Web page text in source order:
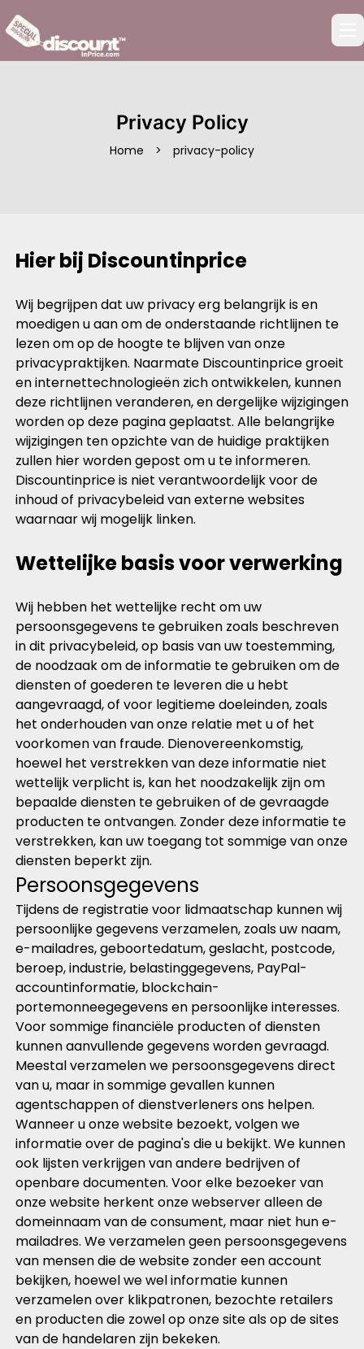
Privacy Policy
Home > privacy-policy
Hier bij Discountinprice
Wij begrijpen dat uw privacy erg belangrijk is en
moedigen u aan om de onderstaande richtlijnen te
lezen om op de hoogte te blijven van onze
privacypraktijken. Naarmate Discountinprice groeit
en internettechnologieën zich ontwikkelen, kunnen
deze richtlijnen veranderen, en dergelijke wijzigingen
worden op deze pagina geplaatst. Alle belangrijke
wijzigingen ten opzichte van de huidige praktijken
zullen hier worden gepost om u te informeren.
Discountinprice is niet verantwoordelijk voor de
inhoud of privacybeleid van externe websites
waarnaar wij mogelijk linken.
Wettelijke basis voor verwerking
Wij hebben het wettelijke recht om uw
persoonsgegevens te gebruiken zoals beschreven
in dit privacybeleid, op basis van uw toestemming,
de noodzaak om de informatie te gebruiken om de
diensten of goederen te leveren die u hebt
aangevraagd, of voor legitieme doeleinden, zoals
het onderhouden van onze relatie met u of het
voorkomen van fraude. Dienovereenkomstig,
hoewel het verstrekken van deze informatie niet
wettelijk verplicht is, kan het noodzakelijk zijn om
bepaalde diensten te gebruiken of de gevraagde
producten te ontvangen. Zonder deze informatie te
verstrekken, kan uw toegang tot sommige van onze
diensten beperkt zijn.
Persoonsgegevens
Tijdens de registratie voor lidmaatschap kunnen wij
persoonlijke gegevens verzamelen, zoals uw naam,
e-mailadres, geboortedatum, geslacht, postcode,
beroep, industrie, belastinggegevens, PayPal-
accountinformatie, blockchain-
portemonneegegevens en persoonlijke interesses.
Voor sommige financiële producten of diensten
kunnen aanvullende gegevens worden gevraagd.
Meestal verzamelen we persoonsgegevens direct
van u, maar in sommige gevallen kunnen
agentschappen of dienstverleners ons helpen.
Wanneer u onze website bezoekt, volgen we
informatie over de pagina's die u bekijkt. We kunnen
ook lijsten verkrijgen van andere bedrijven of
openbare documenten. Voor elke bezoeker van
onze website herkent onze webserver alleen de
domeinnaam van de consument, maar niet hun e-
mailadres. We verzamelen geen persoonsgegevens
van mensen die de website zonder een account
bekijken, hoewel we wel informatie kunnen
verzamelen over klikpatronen, bezochte retailers
en producten die zowel op onze site als op de sites
van de handelaren zijn bekeken.